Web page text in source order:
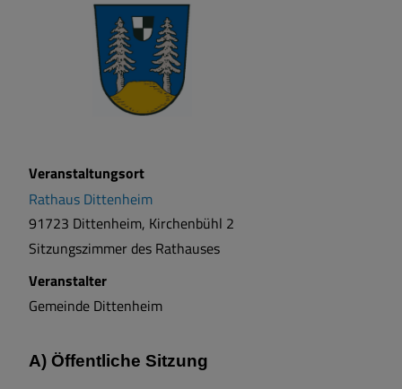
A) Öffentliche Sitzung
Veranstaltungsort
Rathaus Dittenheim
91723 Dittenheim, Kirchenbühl 2
Sitzungszimmer des Rathauses
Veranstalter
Gemeinde Dittenheim